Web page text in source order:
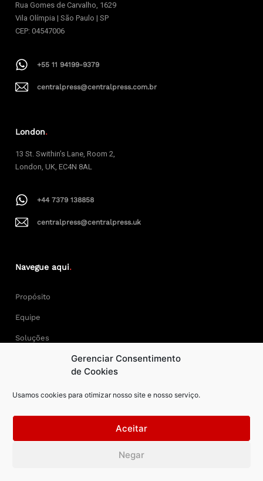
Gerenciar Consentimento
de Cookies
Usamos cookies para otimizar nosso site e nosso serviço.
Aceitar
Negar
Rua Gomes de Carvalho, 1629
Vila Olímpia | São Paulo | SP
CEP: 04547006
+55 11 94199-9379
centralpress@centralpress.com.br
London.
13 St. Swithin’s Lane, Room 2,
London, UK, EC4N 8AL
+44 7379 138858
centralpress@centralpress.uk
Navegue aqui.
Propósito
Equipe
Soluções
Central Press – todos os direitos reservados. Developer: